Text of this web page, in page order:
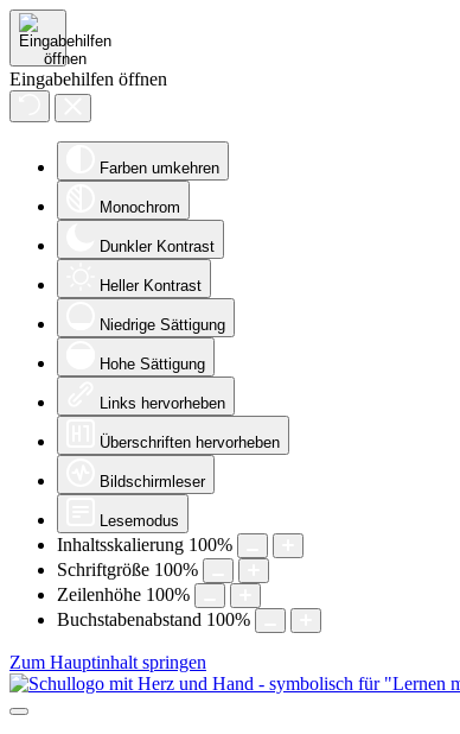
Eingabehilfen öffnen
Farben umkehren
Monochrom
Dunkler Kontrast
Heller Kontrast
Niedrige Sättigung
Hohe Sättigung
Links hervorheben
Überschriften hervorheben
Bildschirmleser
Lesemodus
Inhaltsskalierung 100%
Schriftgröße 100%
Zeilenhöhe 100%
Buchstabenabstand 100%
Zum Hauptinhalt springen